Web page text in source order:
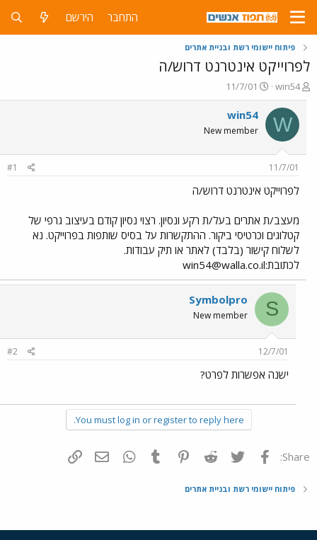
התחבר הירשם
פיתוח יישומי רשת ובניית אתרים
לפרוייקט אינטרנט דרוש/ה
פ
ו
ת
ח
ה
ש
א
win54
פ
ו
ר
ם
ר
11/7/01
W
win54
New member
11/7/01
#1
לפרוייקט אינטרנט דרוש/ה
מעצב/ת אתרים בעל/ת רקע ונסיון. רצוי נסיון קודם בעיצוב גרפי של
קטלוגים וכרטיסי ביקור. ההתקשרות על בסיס שותפות בפרוייקט. נא
לשלוח קישור (בלבד) לאתר או תיק עבודות.
לכתובת:win54@walla.co.il
S
Symbolpro
New member
12/7/01
#2
ישנה אפשרות לפרט?
You must log in or register to reply here.
Share: פייסבוק Twitter
Reddit
Pinterest
Tumblr
WhatsAppדואר אלקטרוני
פיתוח יישומי רשת ובניית אתרים